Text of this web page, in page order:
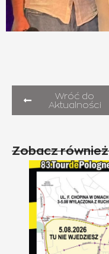
Wróć do
Aktualności
Zobacz również